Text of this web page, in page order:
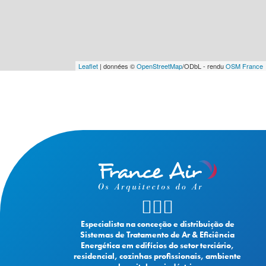
Leaflet | données ©OpenStreetMap/ODbL - renduOSM France
Especialista na conceção e distribuição de
Sistemas de Tratamento de Ar & Eficiência
Energética em edifícios do setor terciário,
residencial, cozinhas profissionais, ambiente